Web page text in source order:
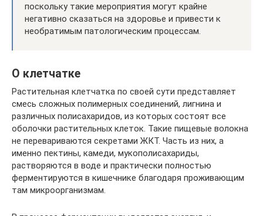
поскольку такие мероприятия могут крайне
негативно сказаться на здоровье и привести к
необратимым патологическим процессам.
О клетчатке
Растительная клетчатка по своей сути представляет
смесь сложных полимерных соединений, лигнина и
различных полисахаридов, из которых состоят все
оболочки растительных клеток. Такие пищевые волокна
не перевариваются секретами ЖКТ. Часть из них, а
именно пектины, камеди, мукополисахариды,
растворяются в воде и практически полностью
ферментируются в кишечнике благодаря проживающим
там микроорганизмам.